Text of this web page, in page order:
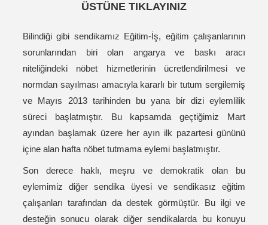
ÜSTÜNE TIKLAYINIZ
Bilindiği gibi sendikamız Eğitim-İş, eğitim çalışanlarının
sorunlarından biri olan angarya ve baskı aracı
niteliğindeki nöbet hizmetlerinin ücretlendirilmesi ve
normdan sayılması amacıyla kararlı bir tutum sergilemiş
ve Mayıs 2013 tarihinden bu yana bir dizi eylemlilik
süreci başlatmıştır. Bu kapsamda geçtiğimiz Mart
ayından başlamak üzere her ayın ilk pazartesi gününü
içine alan hafta nöbet tutmama eylemi başlatmıştır.
Son derece haklı, meşru ve demokratik olan bu
eylemimiz diğer sendika üyesi ve sendikasız eğitim
çalışanları tarafından da destek görmüştür. Bu ilgi ve
desteğin sonucu olarak diğer sendikalarda bu konuyu